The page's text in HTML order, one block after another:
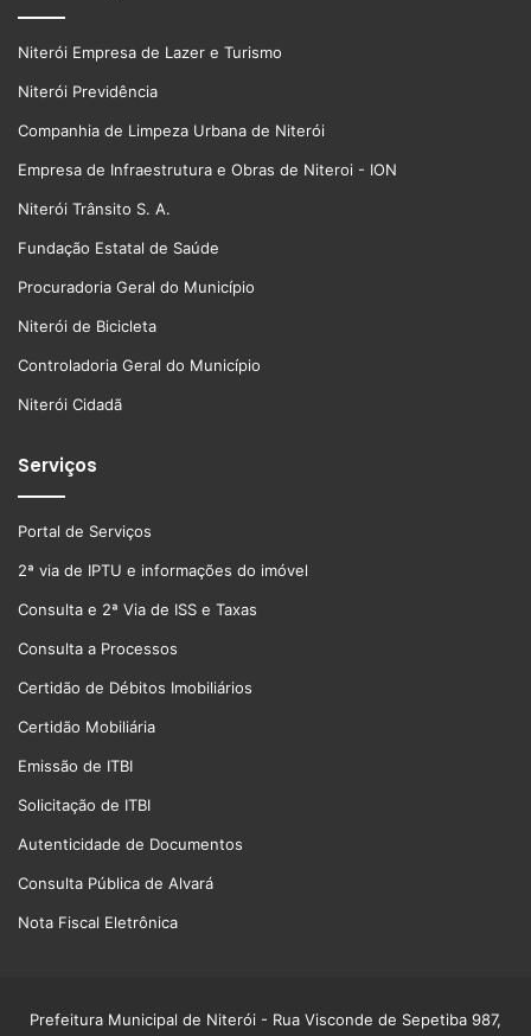
Niterói Empresa de Lazer e Turismo
Niterói Previdência
Companhia de Limpeza Urbana de Niterói
Empresa de Infraestrutura e Obras de Niteroi - ION
Niterói Trânsito S. A.
Fundação Estatal de Saúde
Procuradoria Geral do Município
Niterói de Bicicleta
Controladoria Geral do Município
Niterói Cidadã
Serviços
Portal de Serviços
2ª via de IPTU e informações do imóvel
Consulta e 2ª Via de ISS e Taxas
Consulta a Processos
Certidão de Débitos Imobiliários
Certidão Mobiliária
Emissão de ITBI
Solicitação de ITBI
Autenticidade de Documentos
Consulta Pública de Alvará
Nota Fiscal Eletrônica
Prefeitura Municipal de Niterói - Rua Visconde de Sepetiba 987,